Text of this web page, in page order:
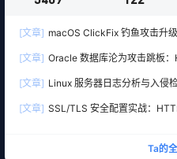
[文章] macOS ClickFix 钓鱼攻击升
[文章] Oracle 数据库沦为攻击跳板
[文章] Linux 服务器日志分析与入侵
[文章] SSL/TLS 安全配置实战：
Ta的